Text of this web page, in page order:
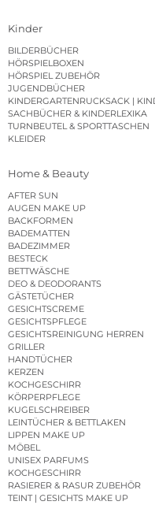
Kinder
BILDERBÜCHER
HÖRSPIELBOXEN
HÖRSPIEL ZUBEHÖR
JUGENDBÜCHER
SACHBÜCHER & KINDERLEXIKA
TURNBEUTEL & SPORTTASCHEN
KLEIDER
Home & Beauty
AFTER SUN
AUGEN MAKE UP
BACKFORMEN
BADEMATTEN
BADEZIMMER
BESTECK
BETTWÄSCHE
DEO & DEODORANTS
GÄSTETÜCHER
GESICHTSCREME
GESICHTSPFLEGE
GESICHTSREINIGUNG HERREN
GRILLER
HANDTÜCHER
KERZEN
KOCHGESCHIRR
KÖRPERPFLEGE
KUGELSCHREIBER
LEINTÜCHER & BETTLAKEN
LIPPEN MAKE UP
MÖBEL
UNISEX PARFUMS
KOCHGESCHIRR
RASIERER & RASUR ZUBEHÖR
TEINT | GESICHTS MAKE UP